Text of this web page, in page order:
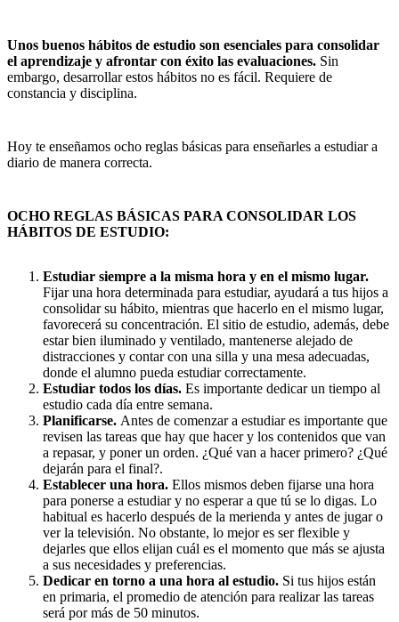
Unos buenos hábitos de estudio son esenciales para consolidar
el aprendizaje y afrontar con éxito las evaluaciones. Sin
embargo, desarrollar estos hábitos no es fácil. Requiere de
constancia y disciplina.
Hoy te enseñamos ocho reglas básicas para enseñarles a estudiar a
diario de manera correcta.
OCHO REGLAS BÁSICAS PARA CONSOLIDAR LOS
HÁBITOS DE ESTUDIO:
Estudiar siempre a la misma hora y en el mismo lugar.
Fijar una hora determinada para estudiar, ayudará a tus hijos a
consolidar su hábito, mientras que hacerlo en el mismo lugar,
favorecerá su concentración. El sitio de estudio, además, debe
estar bien iluminado y ventilado, mantenerse alejado de
distracciones y contar con una silla y una mesa adecuadas,
donde el alumno pueda estudiar correctamente.
Estudiar todos los días. Es importante dedicar un tiempo al
estudio cada día entre semana.
Planificarse. Antes de comenzar a estudiar es importante que
revisen las tareas que hay que hacer y los contenidos que van
a repasar, y poner un orden. ¿Qué van a hacer primero? ¿Qué
dejarán para el final?.
Establecer una hora. Ellos mismos deben fijarse una hora
para ponerse a estudiar y no esperar a que tú se lo digas. Lo
habitual es hacerlo después de la merienda y antes de jugar o
ver la televisión. No obstante, lo mejor es ser flexible y
dejarles que ellos elijan cuál es el momento que más se ajusta
a sus necesidades y preferencias.
Dedicar en torno a una hora al estudio. Si tus hijos están
en primaria, el promedio de atención para realizar las tareas
será por más de 50 minutos.